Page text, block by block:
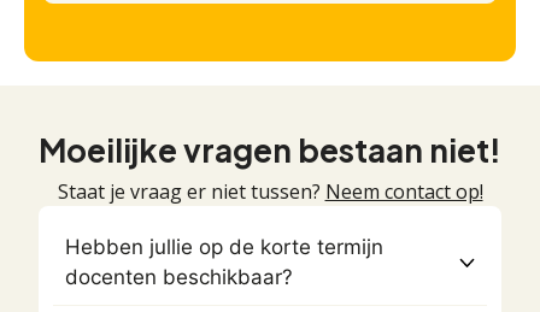
Moeilijke vragen bestaan niet!
Staat je vraag er niet tussen? Neem contact op!
Hebben jullie op de korte termijn
docenten beschikbaar?